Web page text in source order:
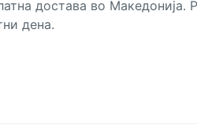
достава во Македонија.
дена.